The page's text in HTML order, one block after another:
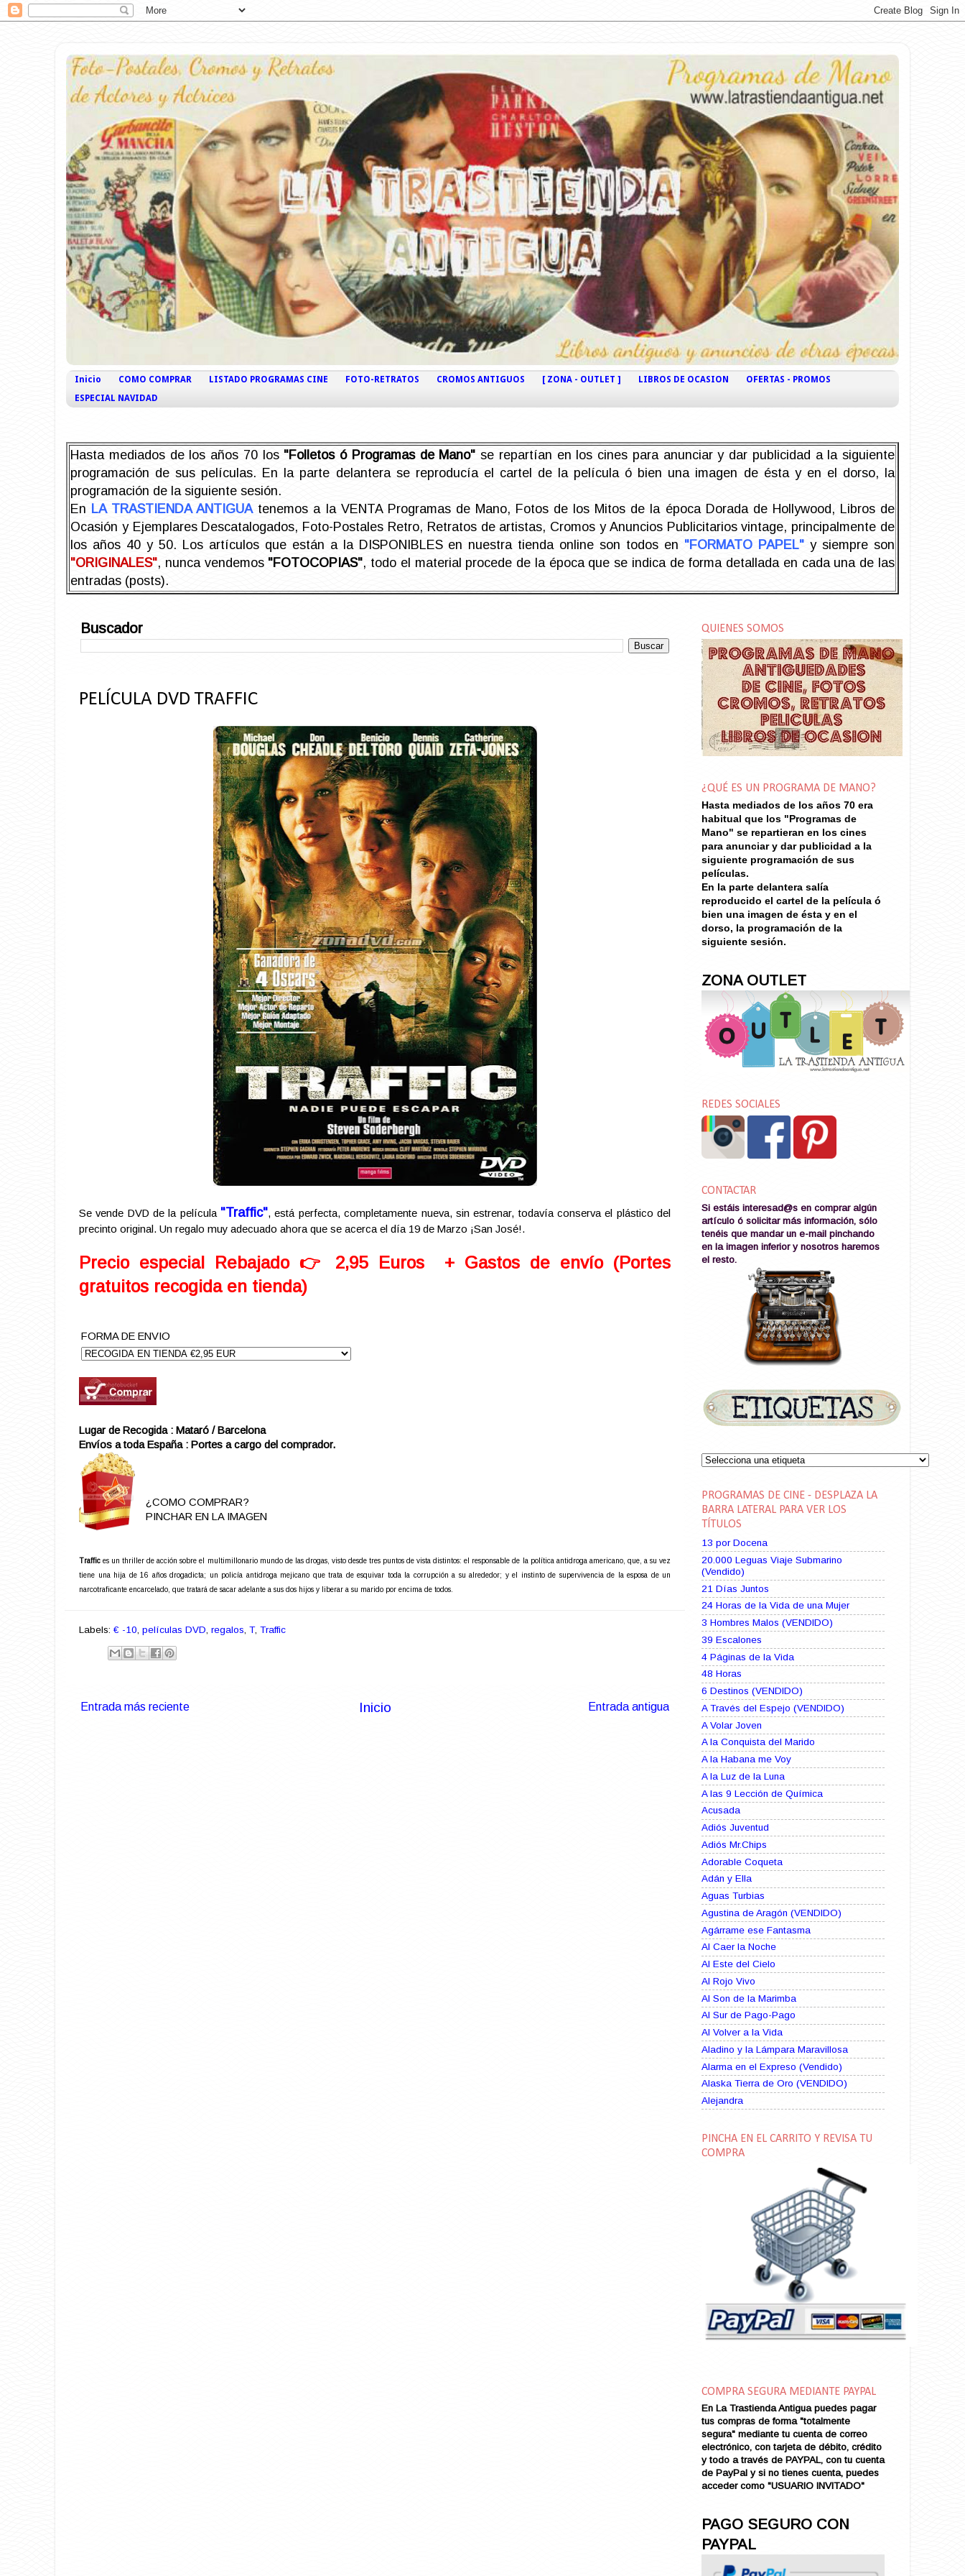
Inicio COMO COMPRAR LISTADO PROGRAMAS CINE FOTO-RETRATOS CROMOS ANTIGUOS [ ZONA - OUTLET ] LIBROS DE OCASION
OFERTAS - PROMOS
ESPECIAL NAVIDAD
Hasta mediados de los años 70 los "Folletos ó Programas de Mano" se repartían en los cines para anunciar y dar publicidad a la siguiente
programación de sus películas. En la parte delantera se reproducía el cartel de la película ó bien una imagen de ésta y en el dorso, la
programación de la siguiente sesión.
En LA TRASTIENDA ANTIGUAtenemos a la VENTA Programas de Mano, Fotos de los Mitos de la época Dorada de Hollywood, Libros de
Ocasión y Ejemplares Descatalogados, Foto-Postales Retro, Retratos de artistas, Cromos y Anuncios Publicitarios vintage, principalmente de
los años 40 y 50. Los artículos que están a la DISPONIBLES en nuestra tienda online son todos en "FORMATO PAPEL" y siempre son
"ORIGINALES", nunca vendemos "FOTOCOPIAS", todo el material procede de la época que se indica de forma detallada en cada una de las
entradas (posts).
Buscador
PELÍCULA DVD TRAFFIC
Se vende DVD de la película "Traffic", está perfecta, completamente nueva, sin estrenar, todavía conserva el plástico del
precinto original. Un regalo muy adecuado ahora que se acerca el día 19 de Marzo ¡San José!.
Precio especial Rebajado 👉 2,95 Euros + Gastos de envío (Portes
gratuitos recogida en tienda)
FORMA DE ENVIO
Lugar de Recogida : Mataró / Barcelona
Envíos a toda España : Portes a cargo del comprador.
¿COMO COMPRAR?
PINCHAR EN LA IMAGEN
Traffic es un thriller de acción sobre el multimillonario mundo de las drogas, visto desde tres puntos de vista distintos: el responsable de la política antidroga americano, que, a su vez
tiene una hija de 16 años drogadicta; un policía antidroga mejicano que trata de esquivar toda la corrupción a su alrededor; y el instinto de supervivencia de la esposa de un
narcotraficante encarcelado, que tratará de sacar adelante a sus dos hijos y liberar a su marido por encima de todos.
Labels: € -10 películas DVD regalos T, Traffic
Entrada más reciente Entrada antigua
Inicio
QUIENES SOMOS
¿QUÉ ES UN PROGRAMA DE MANO?
Hasta mediados de los años 70 era
habitual que los "Programas de
Mano" se repartieran en los cines
para anunciar y dar publicidad a la
siguiente programación de sus
películas.
En la parte delantera salía
reproducido el cartel de la película ó
bien una imagen de ésta y en el
dorso, la programación de la
siguiente sesión.
ZONA OUTLET
REDES SOCIALES
CONTACTAR
Si estáis interesad@s en comprar algún
artículo ó solicitar más información, sólo
tenéis que mandar un e-mail pinchando
en la imagen inferior y nosotros haremos
el resto.
PROGRAMAS DE CINE - DESPLAZA LA
BARRA LATERAL PARA VER LOS
TÍTULOS
13 por Docena
20.000 Leguas Viaje Submarino
(Vendido)
21 Días Juntos
24 Horas de la Vida de una Mujer
3 Hombres Malos (VENDIDO)
39 Escalones
4 Páginas de la Vida
48 Horas
6 Destinos (VENDIDO)
A Través del Espejo (VENDIDO)
A Volar Joven
A la Conquista del Marido
A la Habana me Voy
A la Luz de la Luna
A las 9 Lección de Química
Acusada
Adiós Juventud
Adiós Mr.Chips
Adorable Coqueta
Adán y Ella
Aguas Turbias
Agustina de Aragón (VENDIDO)
Agárrame ese Fantasma
Al Caer la Noche
Al Este del Cielo
Al Rojo Vivo
Al Son de la Marimba
Al Sur de Pago-Pago
Al Volver a la Vida
Aladino y la Lámpara Maravillosa
Alarma en el Expreso (Vendido)
Alaska Tierra de Oro (VENDIDO)
Alejandra
Alma Zíngara
Alma en Suplicio (VENDIDO)
Amame esta Noche (VENDIDO)
Amanda La Paciente Peligrosa
Amarga Victoria
Amor a Medianoche
Amor en Conserva (VENDIDO)
Amor que Mata
Amor sin Refugio
Ana Karenina
Ana de Brooklyn
Ana y El Rey de Siam
Anatomía de un Asesinato
Andrés Harvey Millonario (VENDIDO)
Andrés Harvey Tenorio
Ansia de Amor (VENDIDO)
Aníbal
PINCHA EN EL CARRITO Y REVISA TU
COMPRA
COMPRA SEGURA MEDIANTE PAYPAL
En La Trastienda Antigua puedes pagar
tus compras de forma "totalmente
segura" mediante tu cuenta de correo
electrónico, con tarjeta de débito, crédito
y todo a través de PAYPAL, con tu cuenta
de PayPal y si no tienes cuenta, puedes
acceder como "USUARIO INVITADO"
PAGO SEGURO CON
PAYPAL